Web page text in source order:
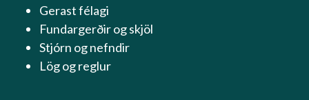
Gerast félagi
Fundargerðir og skjöl
Stjórn og nefndir
Lög og reglur